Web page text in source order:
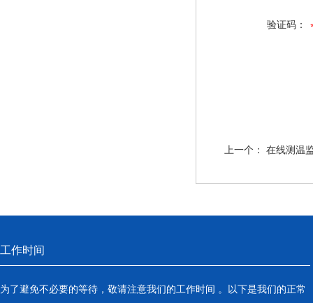
验证码：
上一个： 在线测温
工作时间
为了避免不必要的等待，敬请注意我们的工作时间 。以下是我们的正常